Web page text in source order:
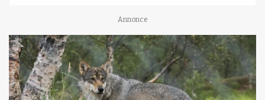
Annonce